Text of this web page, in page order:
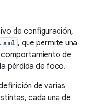
de configuración,
, que permite una
comportamiento de
pérdida de foco.
de varias
cada una de